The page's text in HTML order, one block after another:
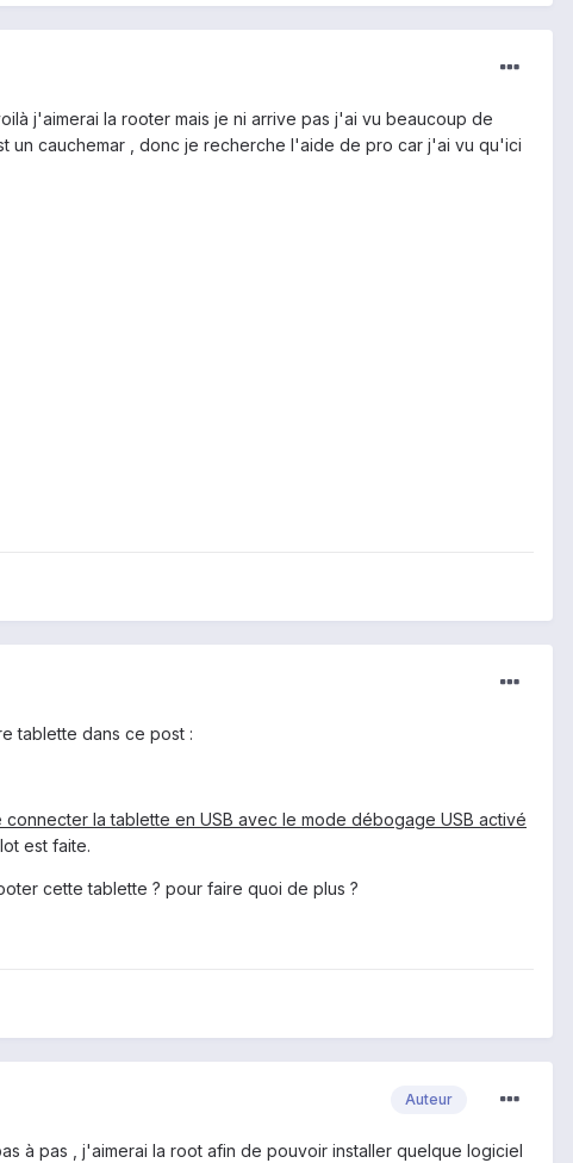
j'aimerai la rooter mais je ni arrive pas j'ai vu beaucoup de
cauchemar , donc je recherche l'aide de pro car j'ai vu qu'ici
tablette dans ce post :
la tablette en USB avec le mode débogage USB activé
est faite.
cette tablette ? pour faire quoi de plus ?
Auteur
à pas , j'aimerai la root afin de pouvoir installer quelque logiciel